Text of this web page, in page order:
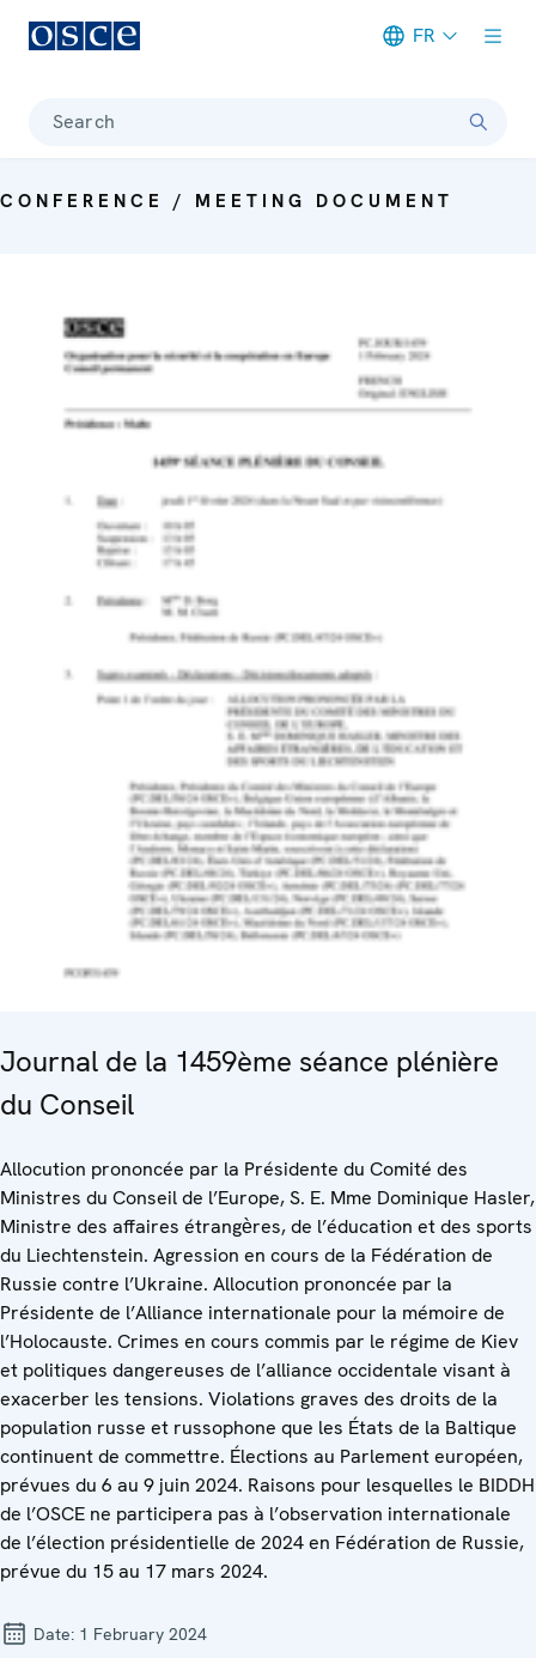
FR
Search
CONFERENCE / MEETING DOCUMENT
Journal de la 1459ème séance plénière
du Conseil
Allocution prononcée par la Présidente du Comité des
Ministres du Conseil de l’Europe, S. E. Mme Dominique Hasler,
Ministre des affaires étrangѐres, de l’éducation et des sports
du Liechtenstein. Agression en cours de la Fédération de
Russie contre l’Ukraine. Allocution prononcée par la
Présidente de l’Alliance internationale pour la mémoire de
l’Holocauste. Crimes en cours commis par le régime de Kiev
et politiques dangereuses de l’alliance occidentale visant à
exacerber les tensions. Violations graves des droits de la
population russe et russophone que les États de la Baltique
continuent de commettre. Élections au Parlement européen,
prévues du 6 au 9 juin 2024. Raisons pour lesquelles le BIDDH
de l’OSCE ne participera pas à l’observation internationale
de l’élection présidentielle de 2024 en Fédération de Russie,
prévue du 15 au 17 mars 2024.
Date: 1 February 2024